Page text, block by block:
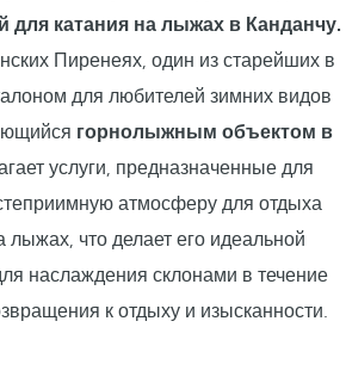
для катания на лыжах в Канданчу.
Пиренеях, один из старейших в
для любителей зимних видов
горнолыжным объектом в
услуги, предназначенные для
атмосферу для отдыха
лыжах, что делает его идеальной
наслаждения склонами в течение
к отдыху и изысканности.